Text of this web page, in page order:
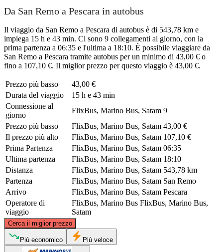
Da San Remo a Pescara in autobus
Il viaggio da San Remo a Pescara di autobus è di 543,78 km e
impiega 15 h e 43 min. Ci sono 9 collegamenti al giorno, con la
prima partenza a 06:35 e l'ultima a 18:10. È possibile viaggiare da
San Remo a Pescara tramite autobus per un minimo di 43,00 € o
fino a 107,10 €. Il miglior prezzo per questo viaggio è 43,00 €.
Prezzo più basso
43,00 €
Durata del viaggio
15 h e 43 min
Connessione al
giorno
FlixBus, Marino Bus, Satam 9
Prezzo più basso
FlixBus, Marino Bus, Satam 43,00 €
Il prezzo più alto
FlixBus, Marino Bus, Satam 107,10 €
Prima Partenza
FlixBus, Marino Bus, Satam 06:35
Ultima partenza
FlixBus, Marino Bus, Satam 18:10
Distanza
FlixBus, Marino Bus, Satam 543,78 km
Partenza
FlixBus, Marino Bus, Satam San Remo
Arrivo
FlixBus, Marino Bus, Satam Pescara
Operatore di
viaggio
FlixBus, Marino Bus FlixBus, Marino Bus,
Satam
Cerca il miglior prezzo
Più economico Più veloce